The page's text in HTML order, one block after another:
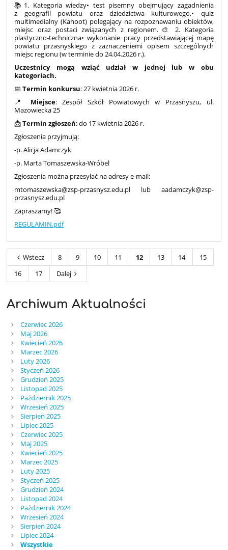
📚1. Kategoria wiedzy• test pisemny obejmujący zagadnienia
z geografii powiatu oraz dziedzictwa kulturowego,• quiz
multimedialny (Kahoot) polegający na rozpoznawaniu obiektów,
miejsc oraz postaci związanych z regionem.🎨 2. Kategoria
plastyczno-techniczna• wykonanie pracy przedstawiającej mapę
powiatu przasnyskiego z zaznaczeniemi opisem szczególnych
miejsc regionu (w terminie do 24.04.2026 r.).
Uczestnicy mogą wziąć udział w jednej lub w obu
kategoriach.
📅 Termin konkursu: 27 kwietnia 2026 r.
📍
Miejsce: Zespół Szkół Powiatowych w Przasnyszu, ul.
Mazowiecka 25
📩Termin zgłoszeń: do 17 kwietnia 2026 r.
Zgłoszenia przyjmują:
-p. Alicja Adamczyk
-p. Marta Tomaszewska-Wróbel
Zgłoszenia można przesyłać na adresy e-mail:
mtomaszewska@zsp-przasnysz.edu.pl lub aadamczyk@zsp-
przasnysz.edu.pl
Zapraszamy! 🥰
REGULAMIN.pdf
Wstecz 8 9 10 11 12 13 14
15
16
17 Dalej
Archiwum Aktualności
Czerwiec 2026
Maj 2026
Kwiecień 2026
Marzec 2026
Luty 2026
Styczeń 2026
Grudzień 2025
Listopad 2025
Październik 2025
Wrzesień 2025
Sierpień 2025
Lipiec 2025
Czerwiec 2025
Maj 2025
Kwiecień 2025
Marzec 2025
Luty 2025
Styczeń 2025
Grudzień 2024
Listopad 2024
Październik 2024
Wrzesień 2024
Sierpień 2024
Lipiec 2024
Wszystkie